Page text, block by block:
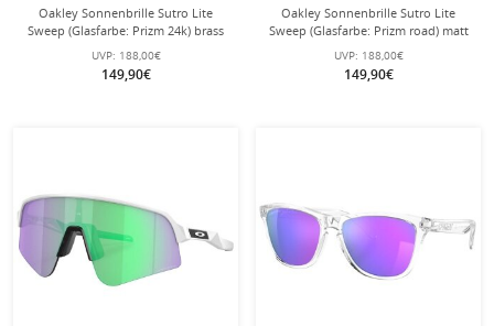
Oakley Sonnenbrille Sutro Lite
Sweep (Glasfarbe: Prizm 24k) brass
tax gold - 1 Brille mit
Hartschalenetui
UVP: 188,00€
149,90€
Oakley Sonnenbrille Sutro Lite
Sweep (Glasfarbe: Prizm road) matt
weiss 946516 - 1 Brille mit
Hartschalenetui
UVP: 188,00€
149,90€